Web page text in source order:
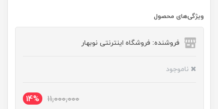
ویژگی‌های محصول
فروشنده: فروشگاه اینترنتی نوبهار
ناموجود
11,000,000
14%